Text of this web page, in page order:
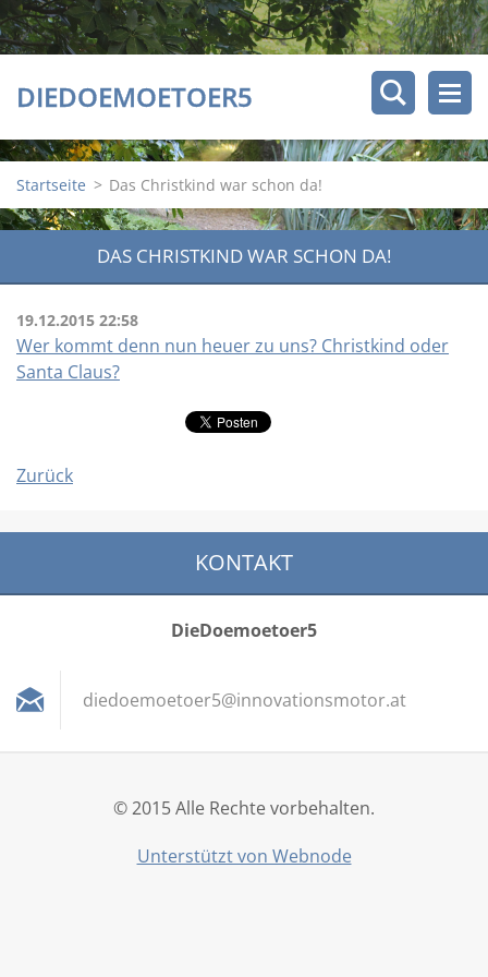
DIEDOEMOETOER5
Startseite > Das Christkind war schon da!
DAS CHRISTKIND WAR SCHON DA!
19.12.2015 22:58
Wer kommt denn nun heuer zu uns? Christkind oder
Santa Claus?
Zurück
KONTAKT
DieDoemoetoer5
diedoemoetoer5@innovationsmotor.at
© 2015 Alle Rechte vorbehalten.
Unterstützt von Webnode